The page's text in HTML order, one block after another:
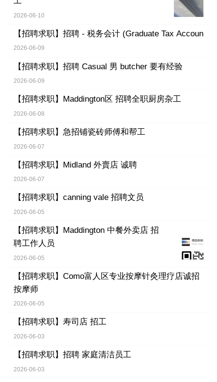
2026-06-10
【招聘求职】 招聘 - 税务会计 (Graduate Tax Accoun
2026-06-09
【招聘求职】 招聘 Casual 男 butcher 要有经验
2026-06-09
【招聘求职】 Maddington区 招聘全职厨房杂工
2026-06-08
【招聘求职】 急招铺瓷砖师傅和帮工
2026-06-07
【招聘求职】 Midland 外賣店 诚聘
2026-06-07
【招聘求职】 canning vale 招聘文员
2026-06-05
【招聘求职】 Maddington 中餐外卖店 招
聘工作人员
2026-06-05
【招聘求职】 Como富人区专业按摩针灸理疗店诚招
按摩师
2026-06-05
【招聘求职】 寿司店 招工
2026-06-03
【招聘求职】 招聘 家庭清洁员工
2026-06-03